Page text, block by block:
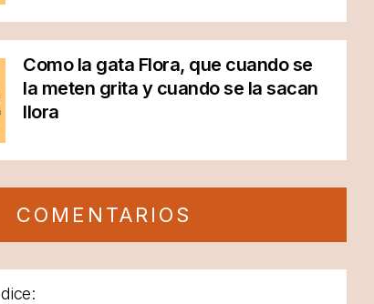
Como la gata Flora, que cuando se
la meten grita y cuando se la sacan
llora
COMENTARIOS
dice: